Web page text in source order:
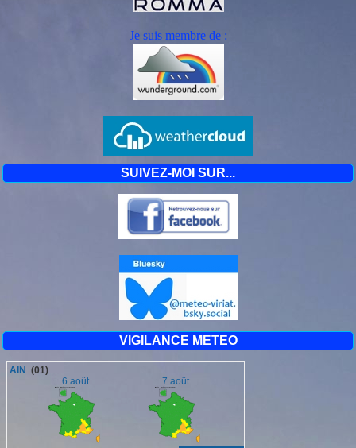
Je suis membre de :
SUIVEZ-MOI SUR...
VIGILANCE METEO
Veuillez consulter les pages des phénomènes en